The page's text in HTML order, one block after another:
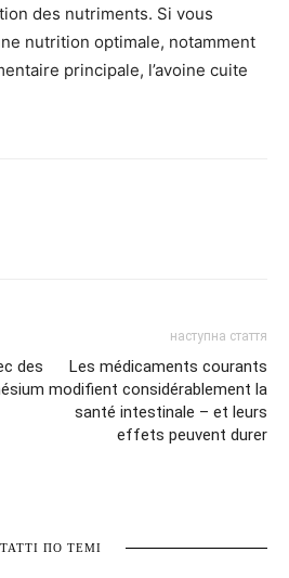
des nutriments. Si vous
nutrition optimale, notamment
principale, l’avoine cuite
des
наступна стаття
Les médicaments courants
modifient considérablement la
santé intestinale – et leurs
effets peuvent durer
ПО ТЕМІ